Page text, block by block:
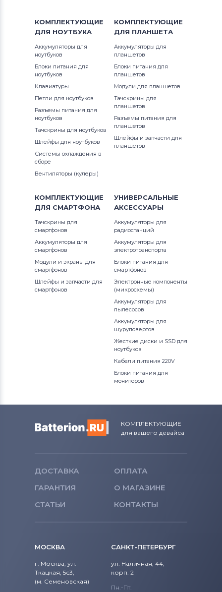
КОМПЛЕКТУЮЩИЕ
ДЛЯ НОУТБУКА
Аккумуляторы для
ноутбуков
Блоки питания для
ноутбуков
Клавиатуры
Петли для ноутбуков
Разъемы питания для
ноутбуков
Тачскрины для ноутбуков
Шлейфы для ноутбуков
Системы охлаждения в
сборе
Вентиляторы (кулеры)
КОМПЛЕКТУЮЩИЕ
ДЛЯ ПЛАНШЕТА
Аккумуляторы для
планшетов
Блоки питания для
планшетов
Модули для планшетов
Тачскрины для
планшетов
Разъемы питания для
планшетов
Шлейфы и запчасти для
планшетов
КОМПЛЕКТУЮЩИЕ
ДЛЯ СМАРТФОНА
Тачскрины для
смартфонов
Аккумуляторы для
смартфонов
Модули и экраны для
смартфонов
Шлейфы и запчасти для
смартфонов
УНИВЕРСАЛЬНЫЕ
АКСЕССУАРЫ
Аккумуляторы для
радиостанций
Аккумуляторы для
электротранспорта
Блоки питания для
смартфонов
Электронные компоненты
(микросхемы)
Аккумуляторы для
пылесосов
Аккумуляторы для
шуруповертов
Жесткие диски и SSD для
ноутбуков
Кабели питания 220V
Блоки питания для
мониторов
КОМПЛЕКТУЮЩИЕ
для вашего девайса
ДОСТАВКА
ОПЛАТА
ГАРАНТИЯ
О МАГАЗИНЕ
СТАТЬИ
КОНТАКТЫ
МОСКВА
г. Москва, ул.
Ткацкая, 5с3,
(м. Семеновская)
САНКТ-ПЕТЕРБУРГ
ул. Наличная, 44,
корп. 2
Пн.-Пт.